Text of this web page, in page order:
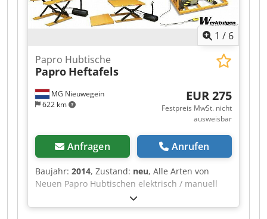
1 / 6
MG Nieuwegein
622 km
Papro Hubtische
Papro Heftafels
EUR 275
Festpreis MwSt. nicht
ausweisbar
Anfragen Anrufen
Baujahr: 2014, Zustand: neu, Alle Arten von
Neuen Papro Hubtischen elektrisch / manuell
fahrend und stationär! Meist ab Lager direkt
lieferbar! Von Blattgröße 700mm x 450mm bis